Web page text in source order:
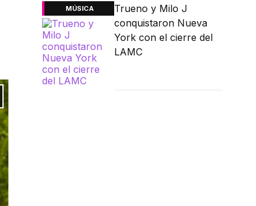
MÚSICA
Trueno y Milo J
conquistaron Nueva
York con el cierre del
LAMC